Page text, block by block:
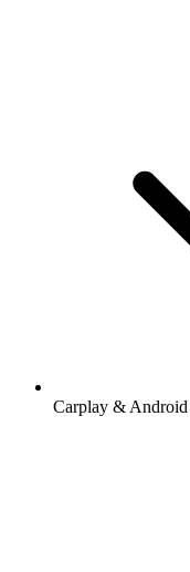
Carplay &